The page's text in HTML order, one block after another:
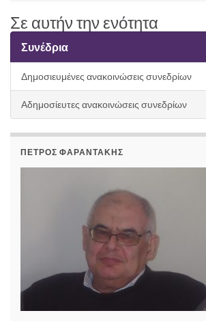
Σε αυτήν την ενότητα
Συνέδρια
Δημοσιευμένες ανακοινώσεις συνεδρίων
Αδημοσίευτες ανακοινώσεις συνεδρίων
ΠΈΤΡΟΣ ΦΑΡΑΝΤΆΚΗΣ